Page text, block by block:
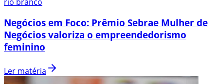
Negócios em Foco: Prêmio Sebrae Mulher de
Negócios valoriza o empreendedorismo
feminino
Ler matéria